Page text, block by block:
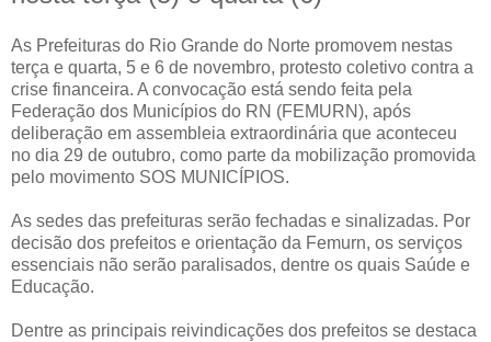
As Prefeituras do Rio Grande do Norte promovem nestas
terça e quarta, 5 e 6 de novembro, protesto coletivo contra a
crise financeira. A convocação está sendo feita pela
Federação dos Municípios do RN (FEMURN), após
deliberação em assembleia extraordinária que aconteceu
no dia 29 de outubro, como parte da mobilização promovida
pelo movimento SOS MUNICÍPIOS.
As sedes das prefeituras serão fechadas e sinalizadas. Por
decisão dos prefeitos e orientação da Femurn, os serviços
essenciais não serão paralisados, dentre os quais Saúde e
Educação.
Dentre as principais reivindicações dos prefeitos se destaca